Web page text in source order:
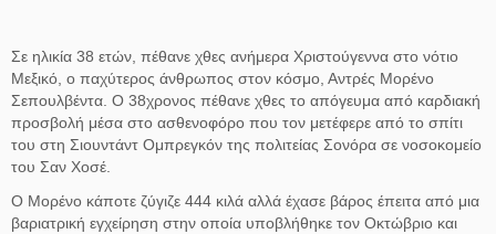
Σε ηλικία 38 ετών, πέθανε χθες ανήμερα Χριστούγεννα στο νότιο
Μεξικό, ο παχύτερος άνθρωπος στον κόσμο, Αντρές Μορένο
Σεπουλβέντα. Ο 38χρονος πέθανε χθες το απόγευμα από καρδιακή
προσβολή μέσα στο ασθενοφόρο που τον μετέφερε από το σπίτι
του στη Σιουντάντ Ομπρεγκόν της πολιτείας Σονόρα σε νοσοκομείο
του Σαν Χοσέ.
Ο Μορένο κάποτε ζύγιζε 444 κιλά αλλά έχασε βάρος έπειτα από μια
βαριατρική εγχείρηση στην οποία υποβλήθηκε τον Οκτώβριο και